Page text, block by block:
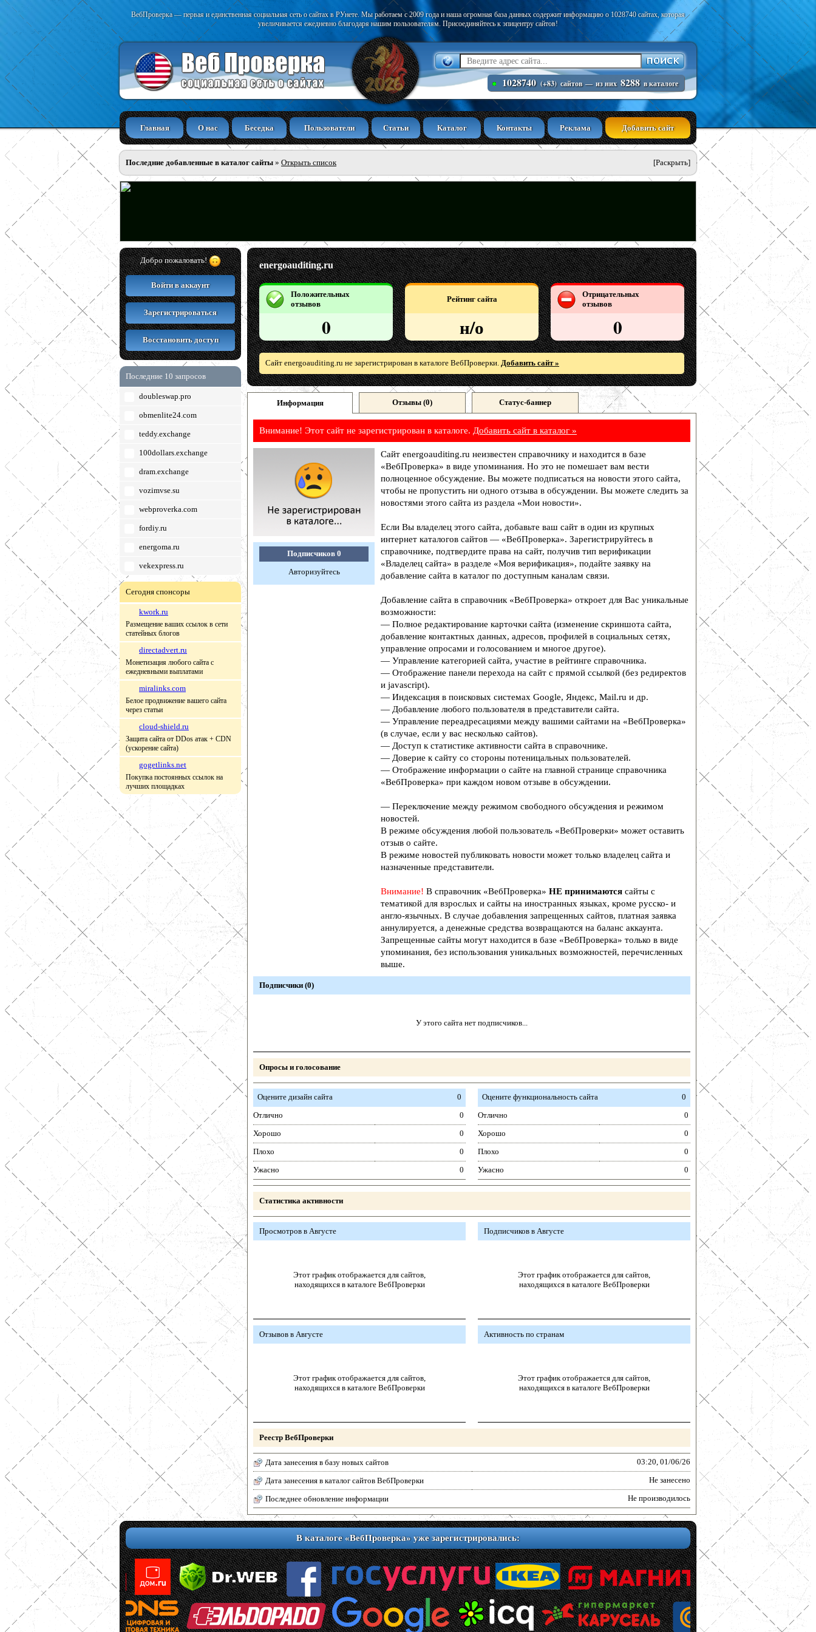
ВебПроверка — первая и единственная социальная сеть о сайтах в РУнете. Мы работаем с 2009 года и наша огромная база данных содержит информацию о 1028740 сайтах, которая
увеличивается ежедневно благодаря нашим пользователям. Присоединяйтесь к эпицентру сайтов!
1028740 (+83) сайтов — из них 8288 в каталоге
Главная О нас Беседка Пользователи Статьи Каталог Контакты Реклама Добавить сайт
Последние добавленные в каталог сайты » Открыть список [Раскрыть]
Добро пожаловать!
Войти в аккаунт
Зарегистрироваться
Восстановить доступ
Последние 10 запросов
doubleswap.pro
obmenlite24.com
teddy.exchange
100dollars.exchange
dram.exchange
vozimvse.su
webproverka.com
fordiy.ru
energoma.ru
vekexpress.ru
Сегодня спонсоры
kwork.ru
Размещение ваших ссылок в сети
статейных блогов
directadvert.ru
Монетизация любого сайта с
ежедневными выплатами
miralinks.com
Белое продвижение вашего сайта
через статьи
cloud-shield.ru
Защита сайта от DDos атак + CDN
(ускорение сайта)
gogetlinks.net
Покупка постоянных ссылок на
лучших площадках
energoauditing.ru
Положительных
отзывов
0
Рейтинг сайта
н/о
Отрицательных
отзывов
0
Сайт energoauditing.ru не зарегистрирован в каталоге ВебПроверки. Добавить сайт »
Информация Отзывы (0) Статус-баннер
Внимание! Этот сайт не зарегистрирован в каталоге. Добавить сайт в каталог »
Подписчиков 0
Авторизуйтесь
Сайт energoauditing.ru неизвестен справочнику и находится в базе
«ВебПроверка» в виде упоминания. Но это не помешает вам вести
полноценное обсуждение. Вы можете подписаться на новости этого сайта,
чтобы не пропустить ни одного отзыва в обсуждении. Вы можете следить за
новостями этого сайта из раздела «Мои новости».
Если Вы владелец этого сайта, добавьте ваш сайт в один из крупных
интернет каталогов сайтов — «ВебПроверка». Зарегистрируйтесь в
справочнике, подтвердите права на сайт, получив тип верификации
«Владелец сайта» в разделе «Моя верификация», подайте заявку на
добавление сайта в каталог по доступным каналам связи.
Добавление сайта в справочник «ВебПроверка» откроет для Вас уникальные
возможности:
— Полное редактирование карточки сайта (изменение скриншота сайта,
добавление контактных данных, адресов, профилей в социальных сетях,
управление опросами и голосованием и многое другое).
— Управление категорией сайта, участие в рейтинге справочника.
— Отображение панели перехода на сайт с прямой ссылкой (без редиректов
и javascript).
— Индексация в поисковых системах Google, Яндекс, Mail.ru и др.
— Добавление любого пользователя в представители сайта.
— Управление переадресациями между вашими сайтами на «ВебПроверка»
(в случае, если у вас несколько сайтов).
— Доступ к статистике активности сайта в справочнике.
— Доверие к сайту со стороны потеницальных пользователей.
— Отображение информации о сайте на главной странице справочника
«ВебПроверка» при каждом новом отзыве в обсуждении.
— Переключение между режимом свободного обсуждения и режимом
новостей.
В режиме обсуждения любой пользователь «ВебПроверки» может оставить
отзыв о сайте.
В режиме новостей публиковать новости может только владелец сайта и
назначенные представители.
Внимание! В справочник «ВебПроверка» НЕ принимаются сайты с
тематикой для взрослых и сайты на иностранных языках, кроме русско- и
англо-язычных. В случае добавления запрещенных сайтов, платная заявка
аннулируется, а денежные средства возвращаются на баланс аккаунта.
Запрещенные сайты могут находится в базе «ВебПроверка» только в виде
упоминания, без использования уникальных возможностей, перечисленных
выше.
Подписчики (0)
У этого сайта нет подписчиков...
Опросы и голосование
Оцените дизайн сайта
0
Отлично
0
Хорошо
0
Плохо
0
Ужасно
0
Оцените функциональность сайта
0
Отлично
0
Хорошо
0
Плохо
0
Ужасно
0
Статистика активности
Просмотров в Августе
Этот график отображается для сайтов,
находящихся в каталоге ВебПроверки
Подписчиков в Августе
Этот график отображается для сайтов,
находящихся в каталоге ВебПроверки
Отзывов в Августе
Этот график отображается для сайтов,
находящихся в каталоге ВебПроверки
Активность по странам
Этот график отображается для сайтов,
находящихся в каталоге ВебПроверки
Реестр ВебПроверки
Дата занесения в базу новых сайтов 03:20, 01/06/26
Дата занесения в каталог сайтов ВебПроверки Не занесено
Последнее обновление информации Не производилось
В каталоге «ВебПроверка» уже зарегистрировались: